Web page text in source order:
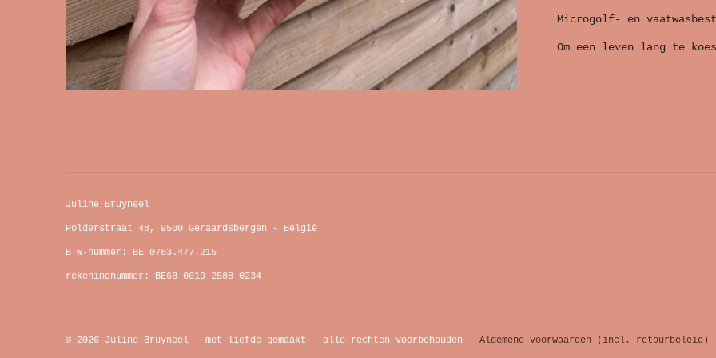
Microgolf- en
Om een leven lang te
Juline Bruyneel
Polderstraat 48, 9500 Geraardsbergen - België
BTW-nummer: BE 0783.477.215
rekeningnummer: BE68 0019 2588 0234
© 2026 Juline Bruyneel - met liefde gemaakt - alle rechten voorbehouden---Algemene voorwaarden (incl. retourbeleid)